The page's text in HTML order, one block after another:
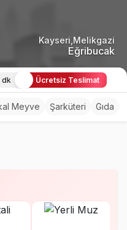
Kayseri,Melikgazi
Eğribucak
dk Ücretsiz Teslimat
Meyve Şarküteri Gıda